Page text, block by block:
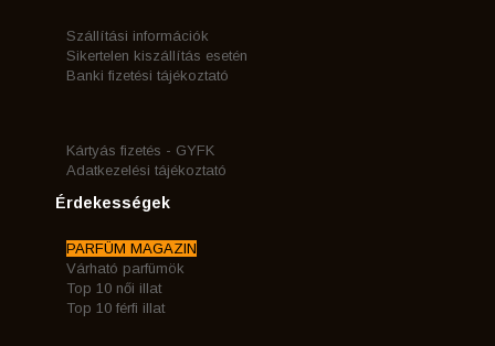
Szállítási információk
Sikertelen kiszállítás esetén
Banki fizetési tájékoztató
Kártyás fizetés - GYFK
Adatkezelési tájékoztató
Érdekességek
PARFÜM MAGAZIN
Várható parfümök
Top 10 női illat
Top 10 férfi illat